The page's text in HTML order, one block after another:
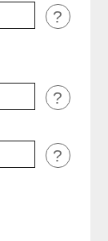
?
?
?